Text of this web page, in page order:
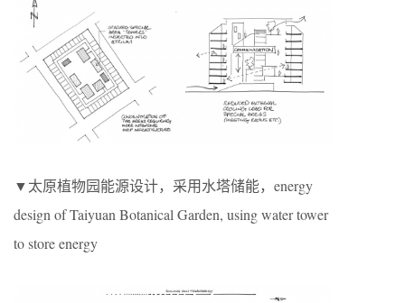
▼太原植物园能源设计，采用水塔储能，energy
design of Taiyuan Botanical Garden, using water tower
to store energy